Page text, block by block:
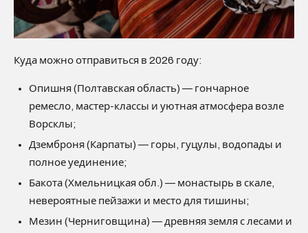
Куда можно отправиться в 2026 году:
Опишня (Полтавская область) — гончарное
ремесло, мастер-классы и уютная атмосфера возле
Ворсклы;
Дземброня (Карпаты) — горы, гуцулы, водопады и
полное уединение;
Бакота (Хмельницкая обл.) — монастырь в скале,
невероятные пейзажи и место для тишины;
Мезин (Черниговщина) — древняя земля с лесами и